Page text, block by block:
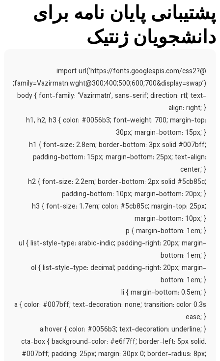
پایان نامه برای
ژنتیک
@import url(‘https://fonts.googleapis.com/css2?
body { font-family: ‘Vazirmatn’, sans-serif; direction: rtl;
align: right;
h1, h2, h3 { color: #0056b3; font-weight: 700; margin-
30px; margin-bottom: 15px;
h1 { font-size: 2.8em; border-bottom: 3px solid
padding-bottom: 15px; margin-bottom: 25px; text-
center;
h2 { font-size: 2.2em; border-bottom: 2px solid
padding-bottom: 10px; margin-bottom: 20px;
h3 { font-size: 1.7em; color: #5cb85c; margin-top:
margin-bottom: 10px;
p { margin-bottom: 1em;
ul { list-style-type: arabic-indic; padding-right: 20px;
bottom: 1em;
ol { list-style-type: decimal; padding-right: 20px;
bottom: 1em;
li { margin-bottom: 0.5em;
a { color: #007bff; text-decoration: none; transition: color
ease;
a:hover { color: #0056b3; text-decoration: underline;
.cta-box { background-color: #e6f7ff; border-left: 5px solid
#007bff; padding: 25px; margin: 30px 0; border-radius: